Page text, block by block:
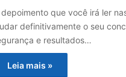
depoimento que você irá ler
definitivamente o seu
e resultados…
Leia mais »